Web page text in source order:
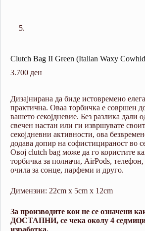
Clutch Bag II Green (Italian Waxy
3.700 ден
Дизајнирана да биде истовремено
практична. Оваа торбичка е совршен
вашето секојдневие. Без разлика дали
свечен настан или ги извршувате
секојдневни активности, ова
додава допир на софистицираност во
Овој clutch bag може да го користите
торбичка за полначи, AirPods,
очила за сонце, парфеми и друго.
Димензии: 22cm x 5cm x 12cm
За производите кои не се означени
ДОСТАПНИ, се чека околу 4 седмици
изработка.